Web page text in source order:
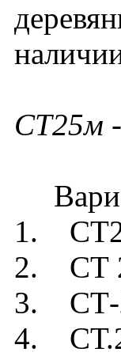
СТ25м
1.
2. СТ
3. СТ-
4.